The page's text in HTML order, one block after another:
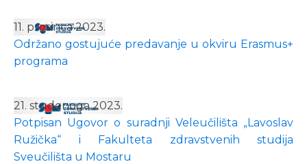
11. prosinca 2023.
Održano gostujuće predavanje u okviru Erasmus+
programa
21. studenoga 2023.
Potpisan Ugovor o suradnji Veleučilišta „Lavoslav
Ružička“ i Fakulteta zdravstvenih studija
Sveučilišta u Mostaru